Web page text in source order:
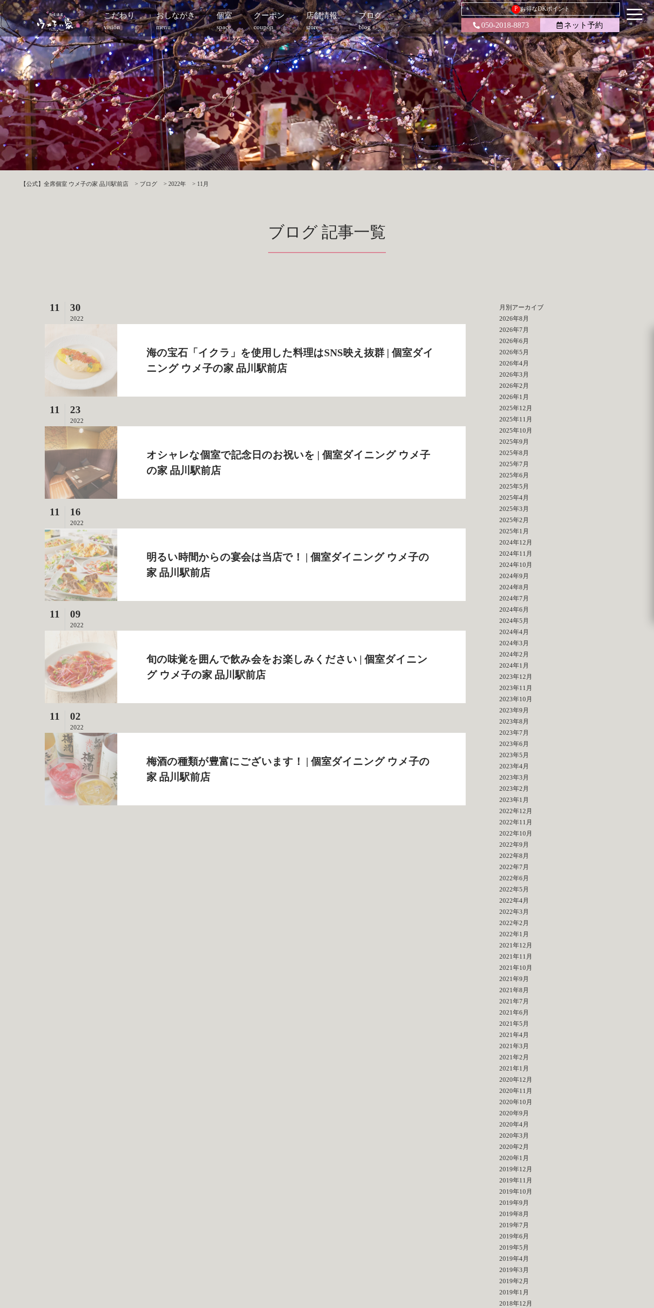
こだわり
vision
おしながき
menu
個室
space
クーポン
coupon
店舗情報
store
ブログ
blog
P お得なDKポイント
050-2018-8873 ネット予約
【公式】全席個室 ウメ子の家 品川駅前店 > ブログ > 2022年 > 11月
ブログ 記事一覧
11 30
2022
海の宝石「イクラ」を使用した料理はSNS映え抜群 | 個室ダイ
ニング ウメ子の家 品川駅前店
11 23
2022
オシャレな個室で記念日のお祝いを | 個室ダイニング ウメ子
の家 品川駅前店
11 16
2022
明るい時間からの宴会は当店で！ | 個室ダイニング ウメ子の
家 品川駅前店
11 09
2022
旬の味覚を囲んで飲み会をお楽しみください | 個室ダイニン
グ ウメ子の家 品川駅前店
11 02
2022
梅酒の種類が豊富にございます！ | 個室ダイニング ウメ子の
家 品川駅前店
月別アーカイブ
2026年8月
2026年7月
2026年6月
2026年5月
2026年4月
2026年3月
2026年2月
2026年1月
2025年12月
2025年11月
2025年10月
2025年9月
2025年8月
2025年7月
2025年6月
2025年5月
2025年4月
2025年3月
2025年2月
2025年1月
2024年12月
2024年11月
2024年10月
2024年9月
2024年8月
2024年7月
2024年6月
2024年5月
2024年4月
2024年3月
2024年2月
2024年1月
2023年12月
2023年11月
2023年10月
2023年9月
2023年8月
2023年7月
2023年6月
2023年5月
2023年4月
2023年3月
2023年2月
2023年1月
2022年12月
2022年11月
2022年10月
2022年9月
2022年8月
2022年7月
2022年6月
2022年5月
2022年4月
2022年3月
2022年2月
2022年1月
2021年12月
2021年11月
2021年10月
2021年9月
2021年8月
2021年7月
2021年6月
2021年5月
2021年4月
2021年3月
2021年2月
2021年1月
2020年12月
2020年11月
2020年10月
2020年9月
2020年4月
2020年3月
2020年2月
2020年1月
2019年12月
2019年11月
2019年10月
2019年9月
2019年8月
2019年7月
2019年6月
2019年5月
2019年4月
2019年3月
2019年2月
2019年1月
2018年12月